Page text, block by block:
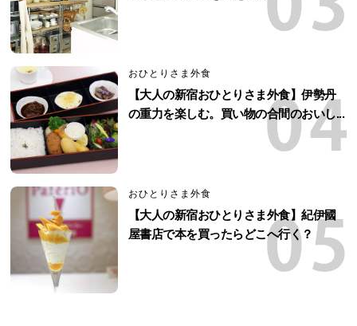
おひとりさま外食
【大人の新宿おひとりさま外食】伊勢丹
の重力を楽しむ。買い物の合間のおいし...
おひとりさま外食
【大人の新宿おひとりさま外食】紀伊國
屋書店で本を買ったらどこへ行く？